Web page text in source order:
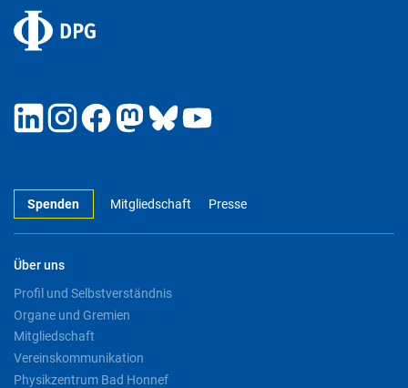
Spenden Mitgliedschaft Presse
Über uns
Profil und Selbstverständnis
Organe und Gremien
Mitgliedschaft
Vereinskommunikation
Physikzentrum Bad Honnef